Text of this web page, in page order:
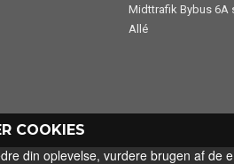
Midttrafik Bybus 6A
Allé
COOKIES
din oplevelse, vurdere brugen af de